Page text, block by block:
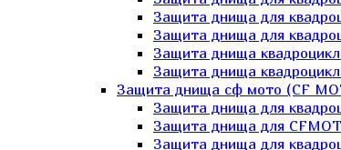
Защита днища для
Защита днища для
Защита днища
Защита днища
Защита днища сф мото (CF
Защита днища для
Защита днища для
Защита днища для